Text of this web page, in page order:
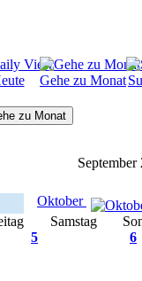
Gehe zu Monat
zu Monat
September
Oktober
Samstag
5 6